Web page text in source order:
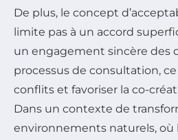
De plus, le concept
limite pas à un accord
un engagement sincère des
processus de consultation,
conflits et favoriser la co-
Dans un contexte de
environnements naturels, où